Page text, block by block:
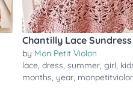
Chantilly Lace Sundress
by Mon Petit Violon
lace,dress,summer,girl,
months, year,